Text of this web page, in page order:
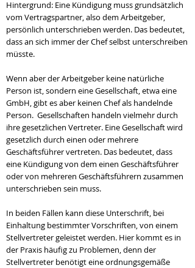
Hintergrund: Eine Kündigung muss grundsätzlich
vom Vertragspartner, also dem Arbeitgeber,
persönlich unterschrieben werden. Das bedeutet,
dass an sich immer der Chef selbst unterschreiben
müsste.
Wenn aber der Arbeitgeber keine natürliche
Person ist, sondern eine Gesellschaft, etwa eine
GmbH, gibt es aber keinen Chef als handelnde
Person. Gesellschaften handeln vielmehr durch
ihre gesetzlichen Vertreter. Eine Gesellschaft wird
gesetzlich durch einen oder mehrere
Geschäftsführer vertreten. Das bedeutet, dass
eine Kündigung von dem einen Geschäftsführer
oder von mehreren Geschäftsführern zusammen
unterschrieben sein muss.
In beiden Fällen kann diese Unterschrift, bei
Einhaltung bestimmter Vorschriften, von einem
Stellvertreter geleistet werden. Hier kommt es in
der Praxis häufig zu Problemen, denn der
Stellvertreter benötigt eine ordnungsgemäße